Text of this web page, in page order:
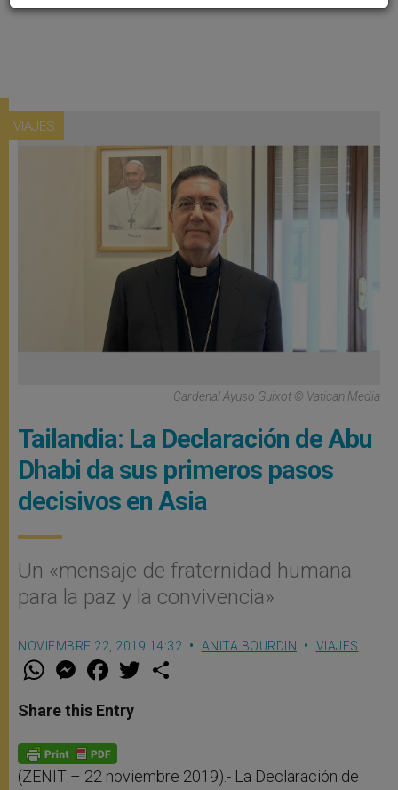
VIAJES
Cardenal Ayuso Guixot © Vatican Media
Tailandia: La Declaración de Abu
Dhabi da sus primeros pasos
decisivos en Asia
Un «mensaje de fraternidad humana
para la paz y la convivencia»
NOVIEMBRE 22, 2019 14:32 ANITA BOURDIN VIAJES
W
t
s
p
p
M
e
s
e
g
e
F
a
e
b
o
k
w
Share this Entry
(ZENIT – 22 noviembre 2019).- La Declaración de